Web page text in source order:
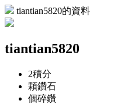
tiantian5820的資料
tiantian5820
2積分
顆鑽石
個碎鑽